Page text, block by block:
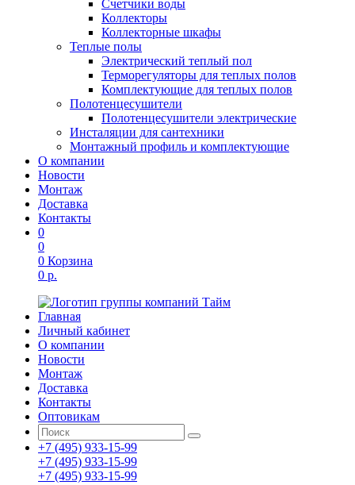
Счетчики воды
Коллекторы
Коллекторные шкафы
Теплые полы
Электрический теплый пол
Терморегуляторы для теплых полов
Комплектующие для теплых полов
Полотенцесушители
Полотенцесушители электрические
Инсталяции для сантехники
Монтажный профиль и комплектующие
О компании
Новости
Монтаж
Доставка
Контакты
0
0
0 Корзина
0 р.
Главная
Личный кабинет
О компании
Новости
Монтаж
Доставка
Контакты
Оптовикам
+7 (495) 933-15-99
+7 (495) 933-15-99
+7 (495) 933-15-99